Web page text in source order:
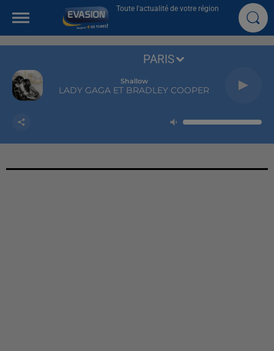
Toute l'actualité de votre région
Shallow
LADY GAGA ET BRADLEY COOPER
PARIS